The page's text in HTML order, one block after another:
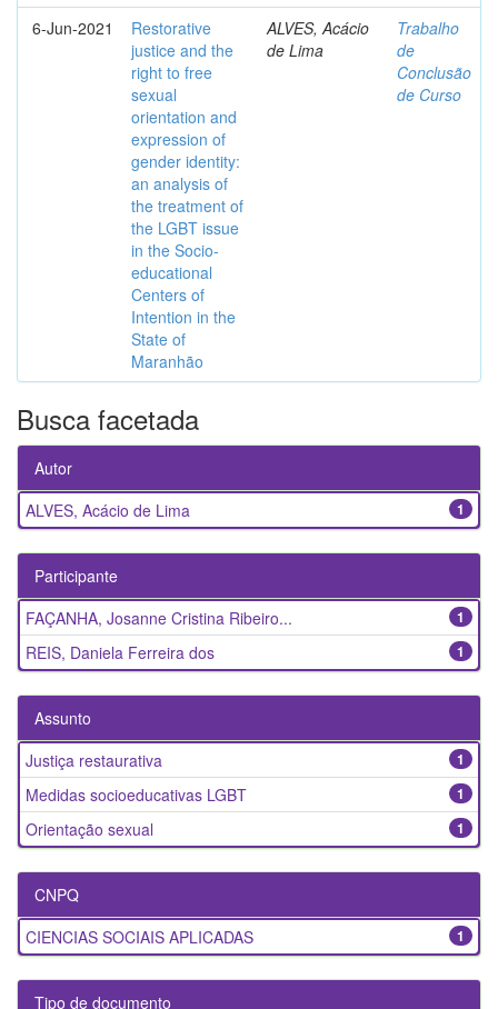
6-Jun-2021
Restorative
justice and the
right to free
sexual
orientation and
expression of
gender identity:
an analysis of
the treatment of
the LGBT issue
in the Socio-
educational
Centers of
Intention in the
State of
Maranhão
ALVES, Acácio
de Lima
Trabalho
de
Conclusão
de Curso
Busca facetada
Autor
1
ALVES, Acácio de Lima
Participante
1
FAÇANHA, Josanne Cristina Ribeiro...
1
REIS, Daniela Ferreira dos
Assunto
1
Justiça restaurativa
1
Medidas socioeducativas LGBT
1
Orientação sexual
CNPQ
1
CIENCIAS SOCIAIS APLICADAS
Tipo de documento